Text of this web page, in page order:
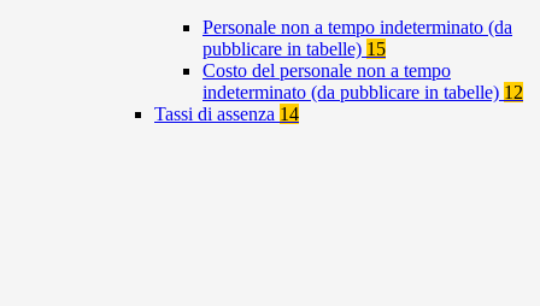
Personale non a tempo indeterminato (da
pubblicare in tabelle) 15
Costo del personale non a tempo
indeterminato (da pubblicare in tabelle) 12
Tassi di assenza 14